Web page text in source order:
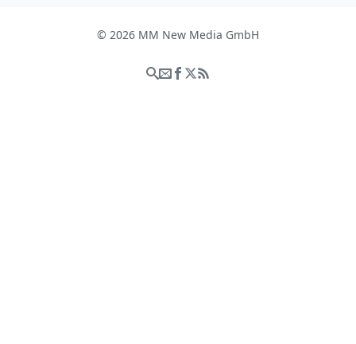
© 2026 MM New Media GmbH